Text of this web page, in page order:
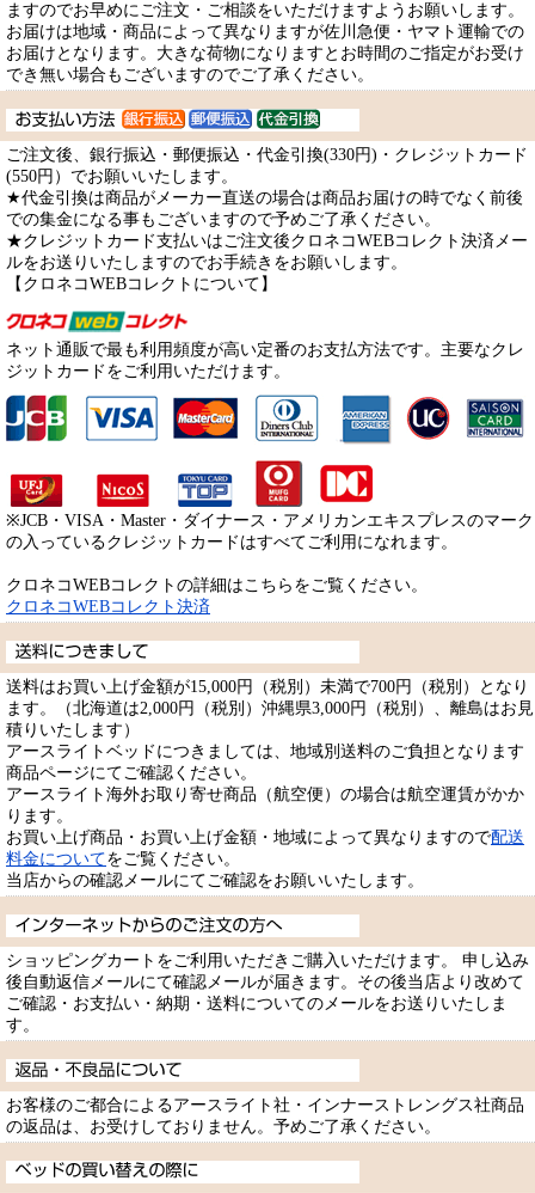
ますのでお早めにご注文・ご相談をいただけますようお願いします。
お届けは地域・商品によって異なりますが佐川急便・ヤマト運輸での
お届けとなります。大きな荷物になりますとお時間のご指定がお受け
でき無い場合もございますのでご了承ください。
ご注文後、銀行振込・郵便振込・代金引換(330円)・クレジットカード
(550円）でお願いいたします。
★代金引換は商品がメーカー直送の場合は商品お届けの時でなく前後
での集金になる事もございますので予めご了承ください。
★クレジットカード支払いはご注文後クロネコWEBコレクト決済メー
ルをお送りいたしますのでお手続きをお願いします。
【クロネコWEBコレクトについて】
ネット通販で最も利用頻度が高い定番のお支払方法です。主要なクレ
ジットカードをご利用いただけます。
※JCB・VISA・Master・ダイナース・アメリカンエキスプレスのマーク
の入っているクレジットカードはすべてご利用になれます。
クロネコWEBコレクトの詳細はこちらをご覧ください。
クロネコWEBコレクト決済
送料はお買い上げ金額が15,000円（税別）未満で700円（税別）となり
ます。（北海道は2,000円（税別）沖縄県3,000円（税別）、離島はお見
積りいたします）
アースライトベッドにつきましては、地域別送料のご負担となります
商品ページにてご確認ください。
アースライト海外お取り寄せ商品（航空便）の場合は航空運賃がかか
ります。
お買い上げ商品・お買い上げ金額・地域によって異なりますので配送
料金についてをご覧ください。
当店からの確認メールにてご確認をお願いいたします。
ショッピングカートをご利用いただきご購入いただけます。 申し込み
後自動返信メールにて確認メールが届きます。その後当店より改めて
ご確認・お支払い・納期・送料についてのメールをお送りいたしま
す。
お客様のご都合によるアースライト社・インナーストレングス社商品
の返品は、お受けしておりません。予めご了承ください。